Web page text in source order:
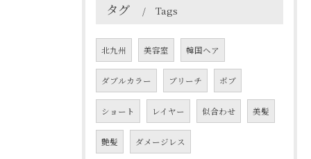
タグ Tags
北九州 美容室 韓国ヘア
ダブルカラー ブリーチ ボブ
ショート レイヤー 似合わせ 美髪
艶髪 ダメージレス